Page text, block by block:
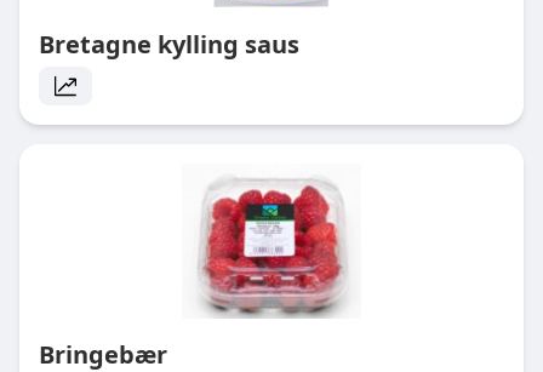
Bretagne kylling saus
Bringebær